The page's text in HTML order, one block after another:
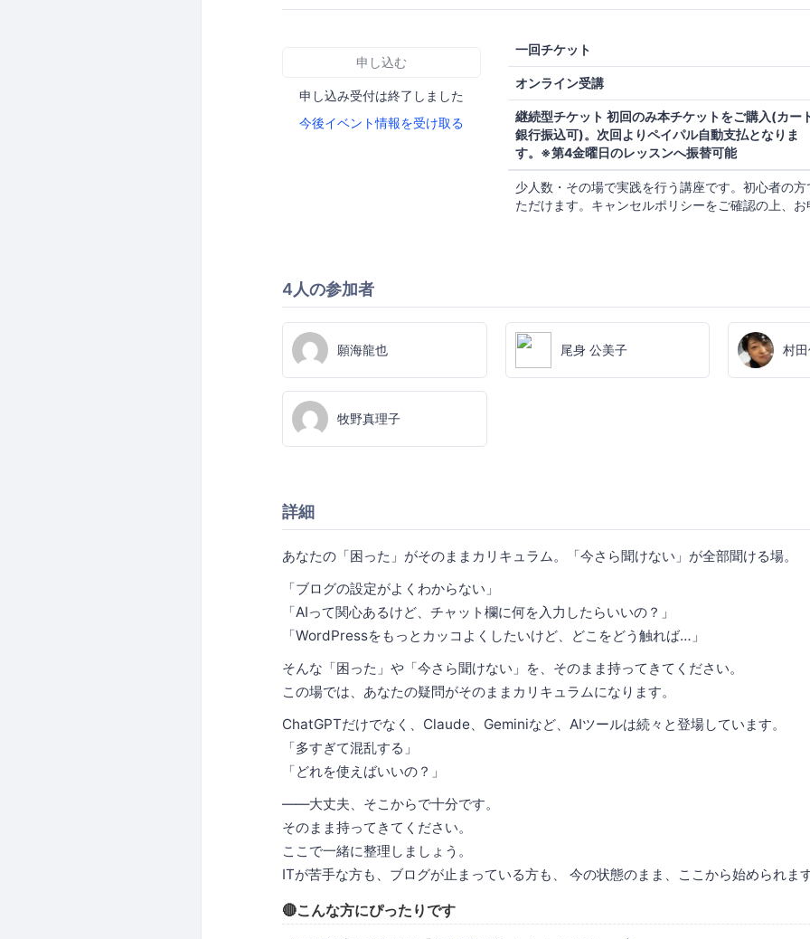
申し込む
申し込み受付は終了しました
今後イベント情報を受け取る
一回チケット
オンライン受講
継続型チケット 初回のみ本チケットをご購入(カー
銀行振込可)。次回よりペイパル自動支払となりま
す。※第4金曜日のレッスンへ振替可能
少人数・その場で実践を行う講座です。初心者の
ただけます。キャンセルポリシーをご確認の上、
4人の参加者
願海龍也 尾身 公美子 村
牧野真理子
詳細
あなたの「困った」がそのままカリキュラム。「今さら聞けない」が全部聞ける場。
「ブログの設定がよくわからない」
「AIって関心あるけど、チャット欄に何を入力したらいいの？」
「WordPressをもっとカッコよくしたいけど、どこをどう触れば…」
そんな「困った」や「今さら聞けない」を、そのまま持ってきてください。
この場では、あなたの疑問がそのままカリキュラムになります。
ChatGPTだけでなく、Claude、Geminiなど、AIツールは続々と登場しています。
「多すぎて混乱する」
「どれを使えばいいの？」
——大丈夫、そこからで十分です。
そのまま持ってきてください。
ここで一緒に整理しましょう。
ITが苦手な方も、ブログが止まっている方も、 今の状態のまま、ここから始められま
🔴こんな方にぴったりです